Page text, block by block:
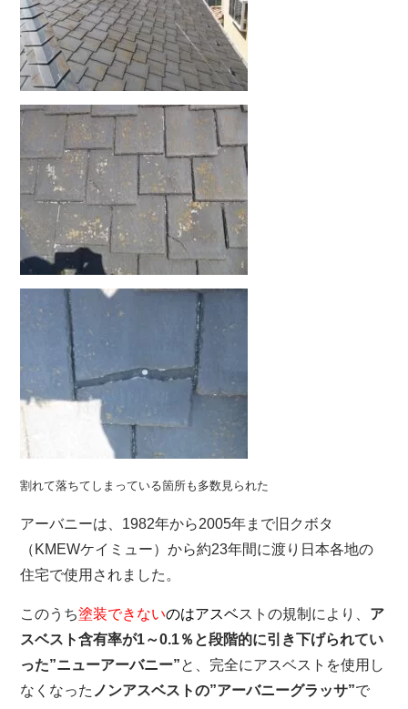
割れて落ちてしまっている箇所も多数見られた
アーバニーは、1982年から2005年まで旧クボタ
（KMEWケイミュー）から約23年間に渡り日本各地の
住宅で使用されました。
このうち塗装できないのはアスベストの規制により、 ア
スベスト含有率が1～0.1％と段階的に引き下げられてい
った”ニューアーバニー”と、完全にアスベストを使用し
なくなった ノンアスベストの”アーバニーグラッサ”で